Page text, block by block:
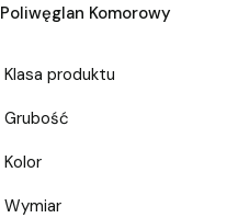
Poliwęglan Komorowy
Klasa produktu
Grubość
Kolor
Wymiar